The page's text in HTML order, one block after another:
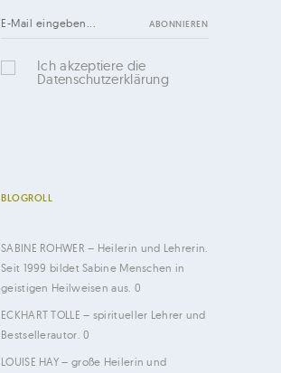
Ich akzeptiere die
Datenschutzerklärung
BLOGROLL
SABINE ROHWER – Heilerin und Lehrerin.
Seit 1999 bildet Sabine Menschen in
geistigen Heilweisen aus. 0
ECKHART TOLLE – spiritueller Lehrer und
Bestsellerautor. 0
LOUISE HAY – große Heilerin und